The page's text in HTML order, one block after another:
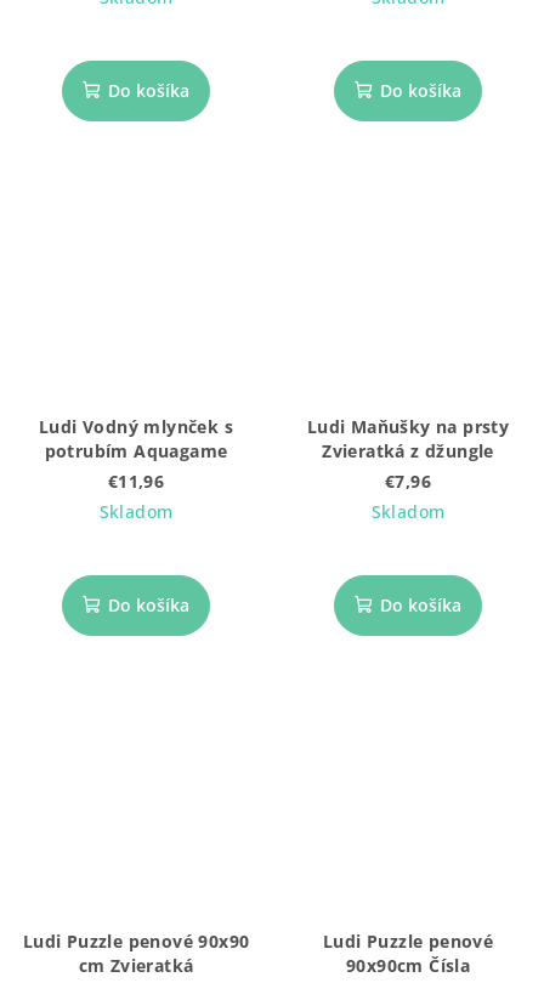
Do košíka Do košíka
Ludi Vodný mlynček s
potrubím Aquagame
€11,96
Skladom
Do košíka
Ludi Maňušky na prsty
Zvieratká z džungle
€7,96
Skladom
Do košíka
Ludi Puzzle penové 90x90
cm Zvieratká
Ludi Puzzle penové
90x90cm Čísla